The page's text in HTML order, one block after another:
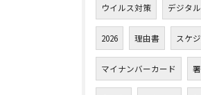
ウイルス対策 デジタ
2026 理由書 スケ
マイナンバーカード